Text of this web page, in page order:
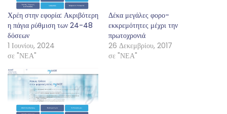
Χρέη στην εφορία: Ακριβότερη
η πάγια ρύθμιση των 24-48
δόσεων
1 Ιουνίου, 2024
σε "ΝΕΑ"
Δέκα μεγάλες φορο-
εκκρεμότητες μέχρι την
πρωτοχρονιά
26 Δεκεμβρίου, 2017
σε "ΝΕΑ"